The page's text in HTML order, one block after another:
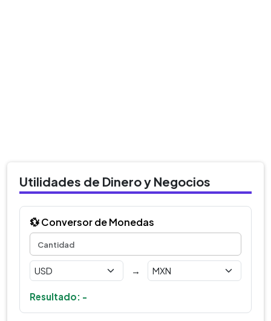
Utilidades de Dinero y Negocios
💱 Conversor de Monedas
→
Resultado: -